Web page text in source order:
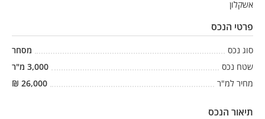
אשקלון
פרטי הנכס
סוג נכס
מסחר
שטח נכס
3,000 מ"ר
מחיר למ"ר
26,000
₪
תיאור הנכס